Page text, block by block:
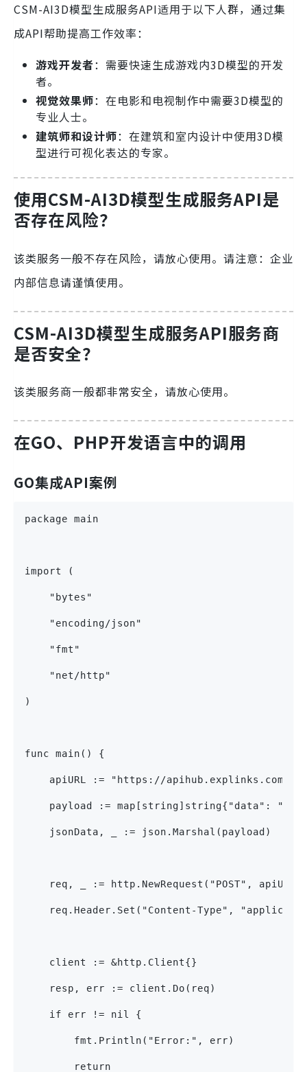
CSM-AI3D模型生成服务API适用于以下人群，通过集
成API帮助提高工作效率：
游戏开发者：需要快速生成游戏内3D模型的开发
者。
视觉效果师：在电影和电视制作中需要3D模型的
专业人士。
建筑师和设计师：在建筑和室内设计中使用3D模
型进行可视化表达的专家。
使用CSM-AI3D模型生成服务API是
否存在风险？
该类服务一般不存在风险，请放心使用。请注意：企业
内部信息请谨慎使用。
CSM-AI3D模型生成服务API服务商
是否安全？
该类服务商一般都非常安全，请放心使用。
在GO、PHP开发语言中的调用
GO集成API案例
package main
import (
    "bytes"
    "encoding/json"
    "fmt"
    "net/http"
)
func main() {
apiURL := "https://apihub.explinks.com/
payload := map[string]string{"data":
    jsonData, _ := json.Marshal(payload)
req, _ := http.NewRequest("POST",
req.Header.Set("Content-Type",
    client := &http.Client{}
    resp, err := client.Do(req)
    if err != nil {
        fmt.Println("Error:", err)
        return